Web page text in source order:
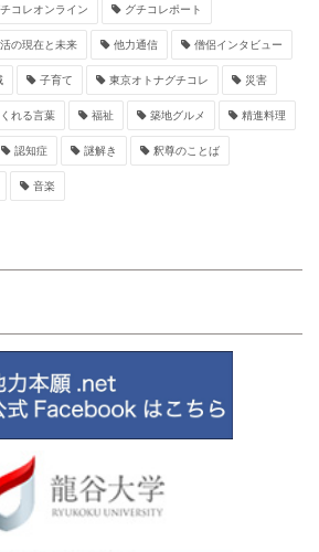
コレオンライン グチコレポート
の現在と未来 他力通信 僧侶インタビュー
子育て 東京オトナグチコレ 災害
れる言葉 福祉 築地グルメ 精進料理
認知症 謎解き 釈尊のことば
音楽